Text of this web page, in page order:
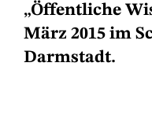
„Öffentliche
März 2015 im
Darmstadt.